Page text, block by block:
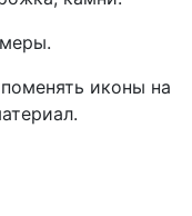
иконы на